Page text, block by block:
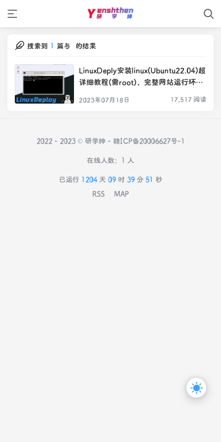
搜索到 1 篇与 的结果
LinuxDeply安装linux(Ubuntu22.04)超
详细教程(需root)，完整网站运行环境
2023年07月18日 17,517 阅读
2022 - 2023 © 研学绅 - 赣ICP备20006627号-1
在线人数：1 人
已运行 1204天 09 时 39 分 51 秒
RSS
MAP